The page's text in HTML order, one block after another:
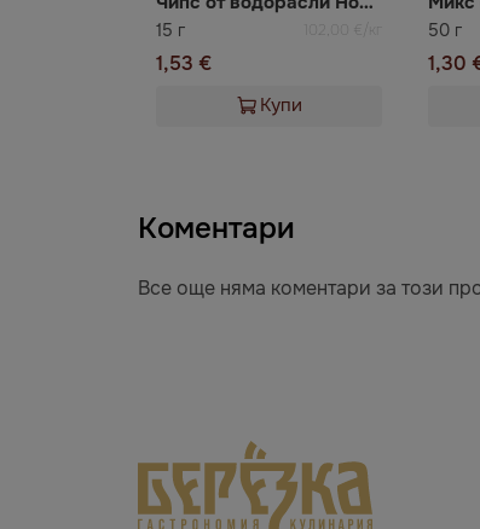
15 г 102,00 €/кг
1,53 €
Купи
50 г
1,30
Коментари
Все още няма коментари за този